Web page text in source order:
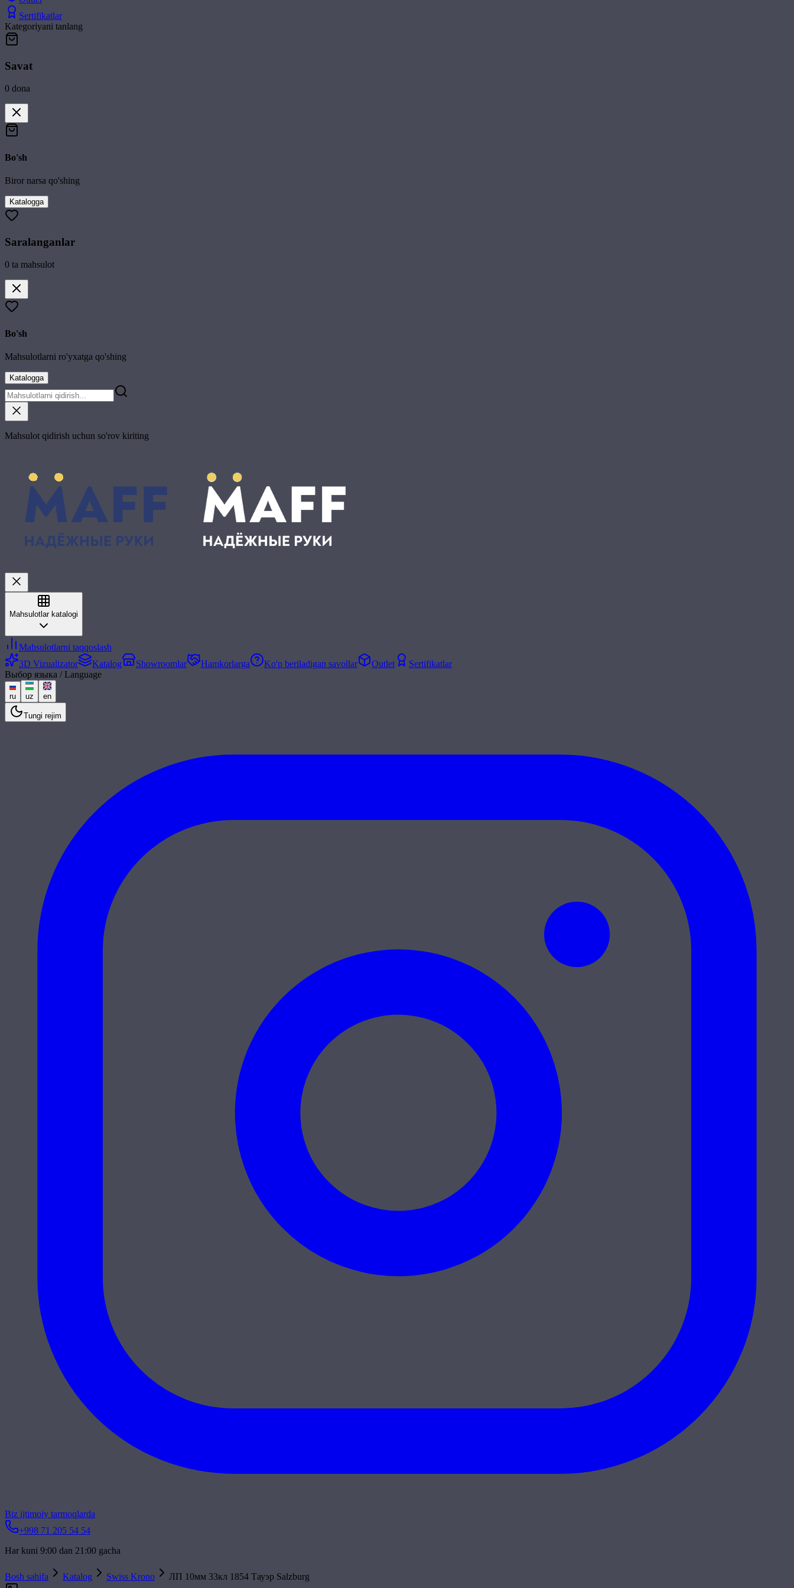
Sertifikatlar
Kategoriyani tanlang
Savat
0 dona
Bo'sh
Biror narsa qo'shing
Katalogga
Saralanganlar
0 ta mahsulot
Bo'sh
Mahsulotlarni ro'yxatga qo'shing
Katalogga
Mahsulot qidirish uchun so'rov kiriting
Mahsulotlar katalogi
Mahsulotlarni taqqoslash
3D Vizualizator
Katalog Showroomlar Hamkorlarga Ko'p beriladigan savollar Outlet
Sertifikatlar
Выбор языка / Language
ru uz en
Tungi rejim
Biz ijtimoiy tarmoqlarda
+998 71 205 54 54
Har kuni 9:00 dan 21:00 gacha
Bosh sahifa Katalog Swiss Krono
ЛП 10мм 33кл 1854 Тауэр Salzburg